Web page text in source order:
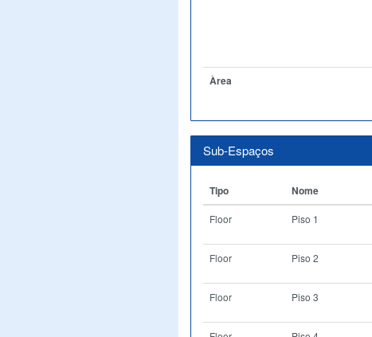
Àrea
Sub-Espaços
Tipo Nome
Floor Piso 1
Floor Piso 2
Floor Piso 3